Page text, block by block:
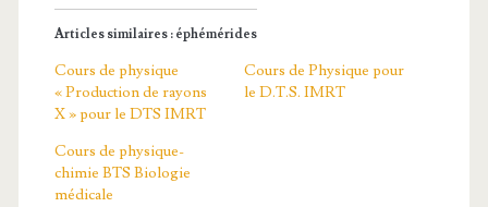
Articles similaires : éphémérides
Cours de physique
« Production de rayons
X » pour le DTS IMRT
Cours de Physique pour
le D.T.S. IMRT
Cours de physique-
chimie BTS Biologie
médicale